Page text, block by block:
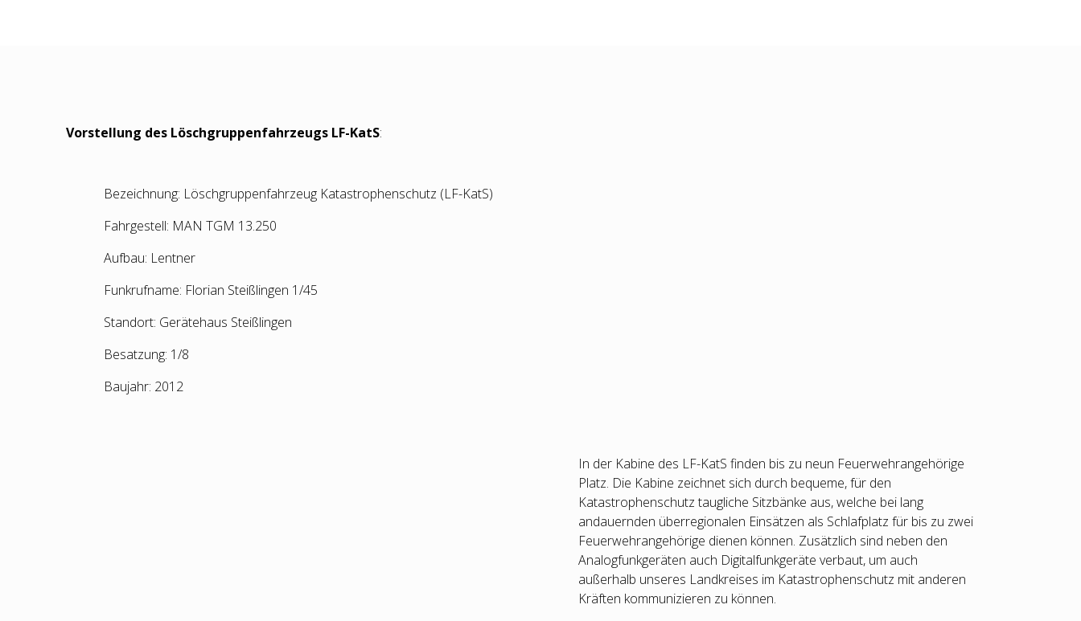
Vorstellung des Löschgruppenfahrzeugs LF-KatS:
Bezeichnung: Löschgruppenfahrzeug Katastrophenschutz (LF-KatS)
Fahrgestell: MAN TGM 13.250
Aufbau: Lentner
Funkrufname: Florian Steißlingen 1/45
Standort: Gerätehaus Steißlingen
Besatzung: 1/8
Baujahr: 2012
In der Kabine des LF-KatS finden bis zu neun Feuerwehrangehörige
Platz. Die Kabine zeichnet sich durch bequeme, für den
Katastrophenschutz taugliche Sitzbänke aus, welche bei lang
andauernden überregionalen Einsätzen als Schlafplatz für bis zu zwei
Feuerwehrangehörige dienen können. Zusätzlich sind neben den
Analogfunkgeräten auch Digitalfunkgeräte verbaut, um auch
außerhalb unseres Landkreises im Katastrophenschutz mit anderen
Kräften kommunizieren zu können.